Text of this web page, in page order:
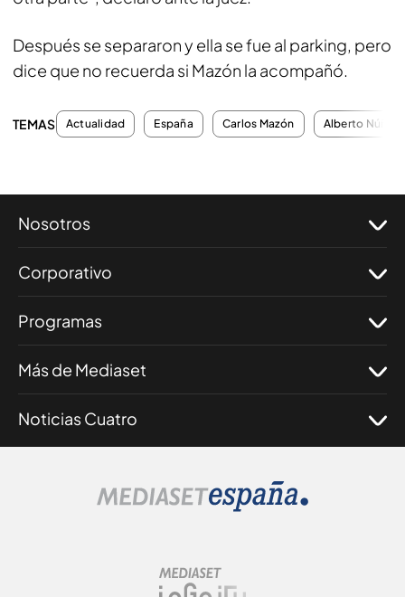
Después se separaron y ella se fue al parking, pero
dice que no recuerda si Mazón la acompañó.
TEMAS Actualidad España Carlos Mazón Alberto Núñez
Nosotros
Corporativo
Programas
Más de Mediaset
Noticias Cuatro